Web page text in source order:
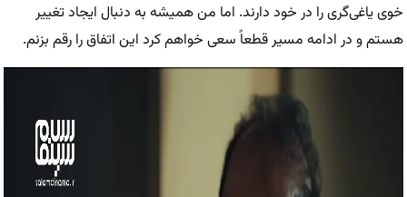
خوی یاغی‌گری را در خود دارند. اما من همیشه به دنبال ایجاد تغییر
هستم و در ادامه مسیر قطعاً سعی خواهم کرد این اتفاق را رقم بزنم.